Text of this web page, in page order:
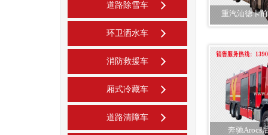
道路除雪车
环卫洒水车
消防救援车
厢式冷藏车
道路清障车
重汽汕德卡
奔驰Arocs